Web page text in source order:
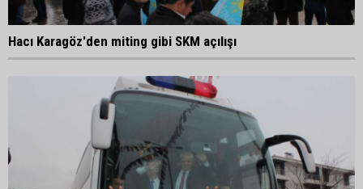
Hacı Karagöz'den miting gibi SKM açılışı